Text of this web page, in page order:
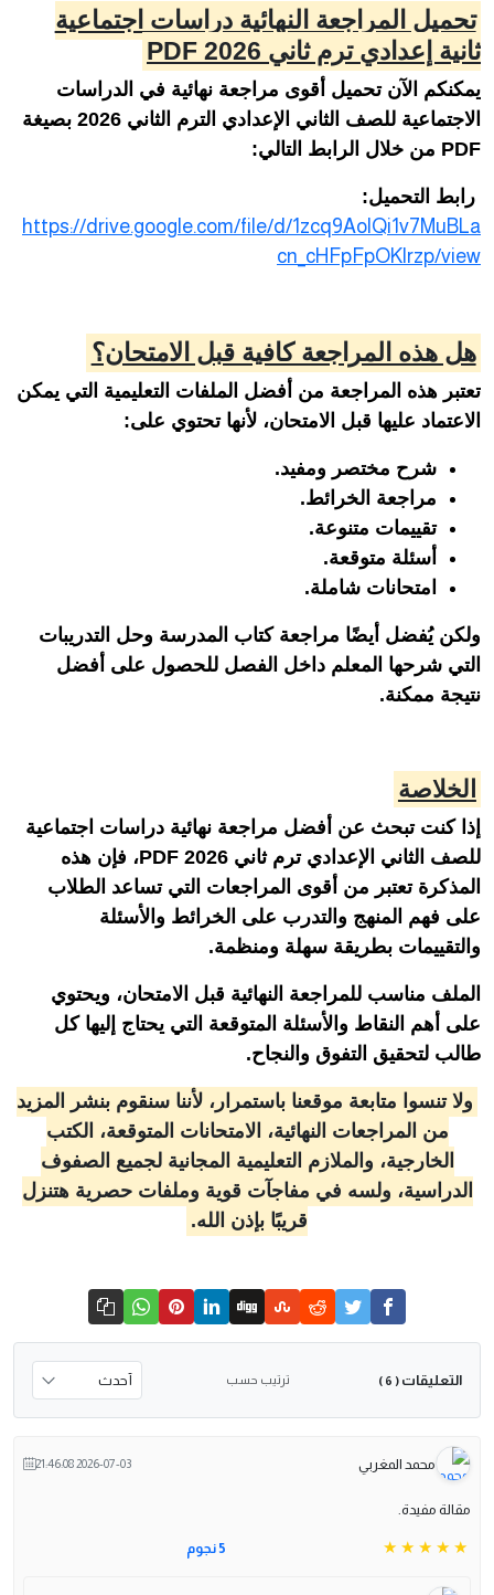
تحميل المراجعة النهائية دراسات اجتماعية
ثانية إعدادي ترم ثاني 2026 PDF
يمكنكم الآن تحميل أقوى مراجعة نهائية في الدراسات
الاجتماعية للصف الثاني الإعدادي الترم الثاني 2026 بصيغة
PDF من خلال الرابط التالي:
رابط التحميل:
https://drive.google.com/file/d/1zcq9AolQi1v7MuBLa
cn_cHFpFpOKlrzp/view
هل هذه المراجعة كافية قبل الامتحان؟
تعتبر هذه المراجعة من أفضل الملفات التعليمية التي يمكن
الاعتماد عليها قبل الامتحان، لأنها تحتوي على:
شرح مختصر ومفيد.
مراجعة الخرائط.
تقييمات متنوعة.
أسئلة متوقعة.
امتحانات شاملة.
ولكن يُفضل أيضًا مراجعة كتاب المدرسة وحل التدريبات
التي شرحها المعلم داخل الفصل للحصول على أفضل
نتيجة ممكنة.
الخلاصة
إذا كنت تبحث عن أفضل مراجعة نهائية دراسات اجتماعية
للصف الثاني الإعدادي ترم ثاني 2026 PDF، فإن هذه
المذكرة تعتبر من أقوى المراجعات التي تساعد الطلاب
على فهم المنهج والتدرب على الخرائط والأسئلة
والتقييمات بطريقة سهلة ومنظمة.
الملف مناسب للمراجعة النهائية قبل الامتحان، ويحتوي
على أهم النقاط والأسئلة المتوقعة التي يحتاج إليها كل
طالب لتحقيق التفوق والنجاح.
ولا تنسوا متابعة موقعنا باستمرار، لأننا سنقوم بنشر المزيد
من المراجعات النهائية، الامتحانات المتوقعة، الكتب
الخارجية، والملازم التعليمية المجانية لجميع الصفوف
الدراسية، ولسه في مفاجآت قوية وملفات حصرية هتنزل
قريبًا بإذن الله.
التعليقات ( 6 ) ترتيب حسب
محمد المغربي 2026-07-03 21:46:08
مقالة مفيدة.
5 نجوم